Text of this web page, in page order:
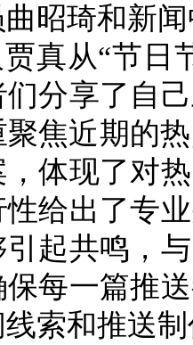
昭琦和新
真从“节日
分享了自
焦近期的
体现了对
给出了专
起共鸣，
每一篇推
索和推送